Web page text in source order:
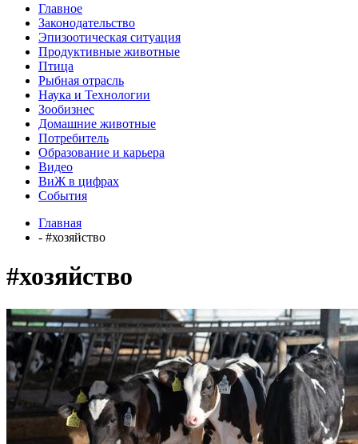
Главное
Законодательство
Эпизоотическая ситуация
Продуктивные животные
Птица
Рыбная отрасль
Наука и Технологии
Зообизнес
Домашние животные
Потребитель
Образование и карьера
Видео
ВиЖ в цифрах
События
Главная
- #хозяйство
#хозяйство